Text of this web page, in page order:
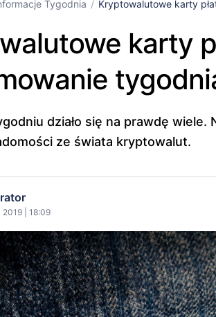
Tygodnia Kryptowalutowe karty
karty
działo się na prawdę
ze świata kryptowalut.
| 18:09